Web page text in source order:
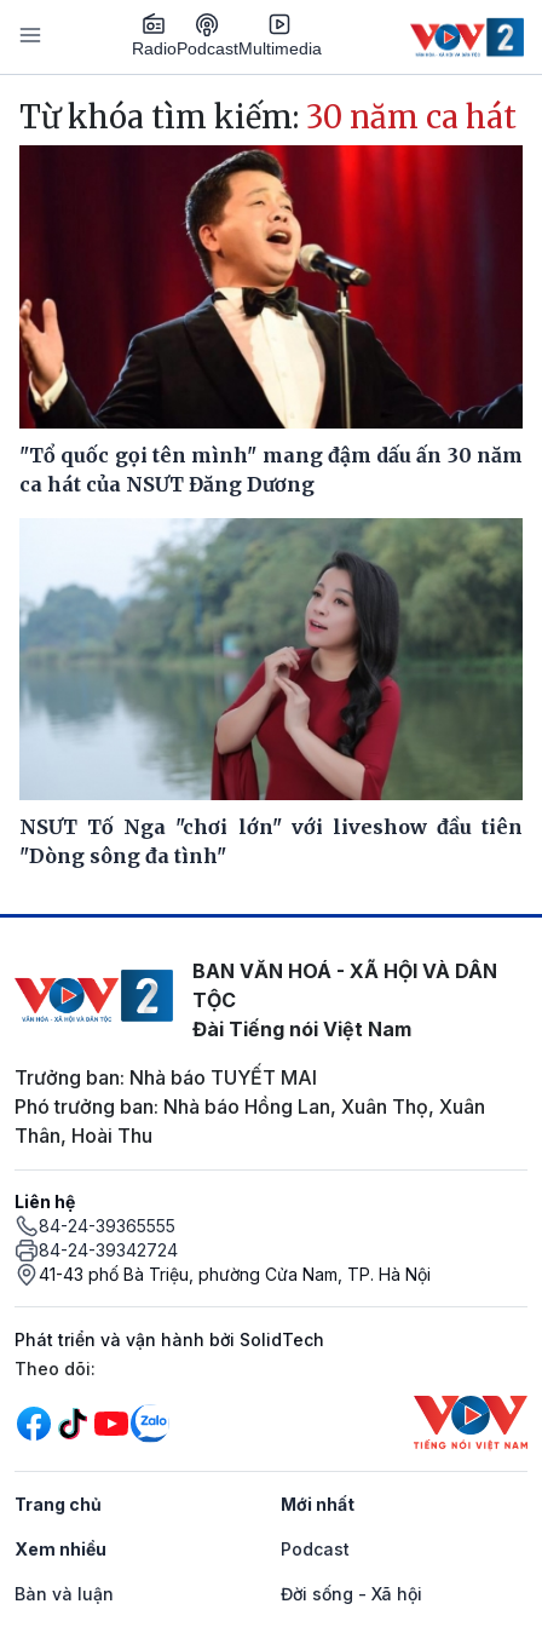
Nhảy đến nội dung
RadioPodcastMultimedia
Main navigation
Từ khóa tìm kiếm: 30 năm ca hát
"Tổ quốc gọi tên mình" mang đậm dấu ấn 30 năm
ca hát của NSƯT Đăng Dương
NSƯT Tố Nga "chơi lớn" với liveshow đầu tiên
"Dòng sông đa tình"
BAN VĂN HOÁ - XÃ HỘI VÀ DÂN
TỘC
Đài Tiếng nói Việt Nam
Trưởng ban: Nhà báo TUYẾT MAI
Phó trưởng ban: Nhà báo Hồng Lan, Xuân Thọ, Xuân
Thân, Hoài Thu
Liên hệ
84-24-39365555
84-24-39342724
41-43 phố Bà Triệu, phường Cửa Nam, TP. Hà Nội
Phát triển và vận hành bởi SolidTech
Mạng xã hội
Theo dõi:
Trang chủ Mới nhất
Xem nhiều Podcast
Bàn và luận Đời sống - Xã hội